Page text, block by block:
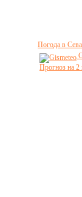
Погода в
Прогноз на 2